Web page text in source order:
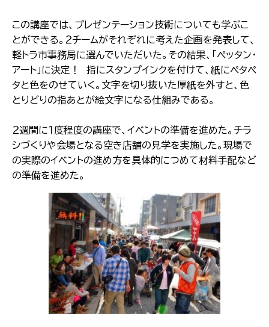
この講座では、プレゼンテーション技術についても学ぶこ
とができる。２チームがそれぞれに考えた企画を発表して、
軽トラ市事務局に選んでいただいた。その結果、「ペッタン・
アート」に決定！ 指にスタンプインクを付けて、紙にペタペ
タと色をのせていく。文字を切り抜いた厚紙を外すと、色
とりどりの指あとが絵文字になる仕組みである。
２週間に１度程度の講座で、イベントの準備を進めた。チラ
シづくりや会場となる空き店舗の見学を実施した。現場で
の実際のイベントの進め方を具体的につめて材料手配など
の準備を進めた。